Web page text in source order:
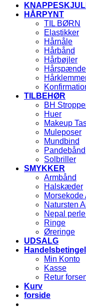
HÅRPYNT
TIL BØRN
Elastikker
Hårnåle
Hårbånd
Hårbøjler
TILBEHØR
BH
Huer
Makeup
Muleposer
Mundbind
Pandebånd
Solbriller
SMYKKER
Armbånd
Halskæder
Morsekode
Natursten
Nepal
Ringe
Øreringe
UDSALG
Min Konto
Kasse
Retur
Kurv
forside